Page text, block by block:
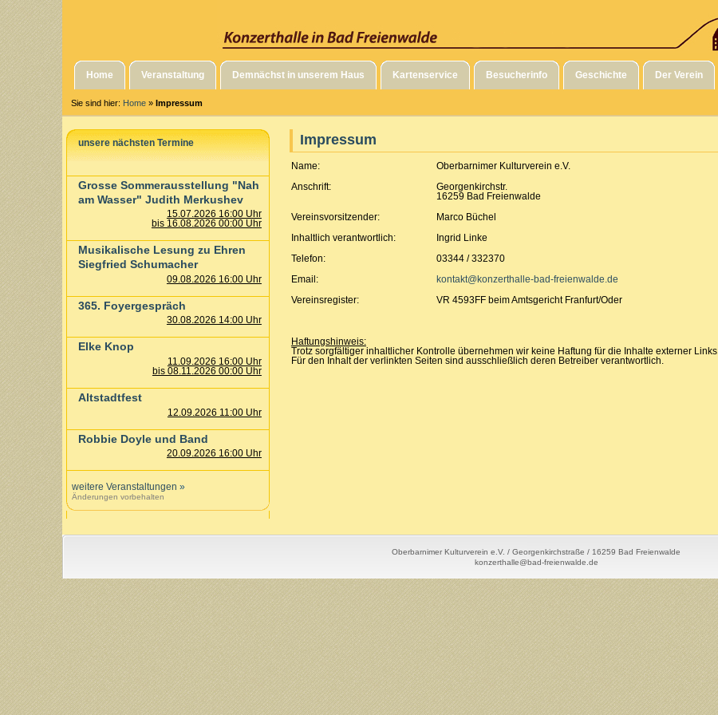
Home Veranstaltung Demnächst in unserem Haus Kartenservice Besucherinfo Geschichte Der Verein
Sie sind hier: Home» Impressum
unsere nächsten Termine
Grosse Sommerausstellung "Nah
am Wasser" Judith Merkushev
15.07.2026 16:00 Uhr
bis 16.08.2026 00:00 Uhr
Musikalische Lesung zu Ehren
Siegfried Schumacher
09.08.2026 16:00 Uhr
365. Foyergespräch
30.08.2026 14:00 Uhr
Elke Knop
11.09.2026 16:00 Uhr
bis 08.11.2026 00:00 Uhr
Altstadtfest
12.09.2026 11:00 Uhr
Robbie Doyle und Band
20.09.2026 16:00 Uhr
weitere Veranstaltungen »
Änderungen vorbehalten
Impressum
Name:
Oberbarnimer Kulturverein e.V.
Anschrift:
Georgenkirchstr.
16259 Bad Freienwalde
Vereinsvorsitzender:
Marco Büchel
Inhaltlich verantwortlich:
Ingrid Linke
Telefon:
03344 / 332370
Email:
kontakt@konzerthalle-bad-freienwalde.de
Vereinsregister:
VR 4593FF beim Amtsgericht Franfurt/Oder
Haftungshinweis:
Trotz sorgfältiger inhaltlicher Kontrolle übernehmen wir keine Haftung für die Inhalte externer Links.
Für den Inhalt der verlinkten Seiten sind ausschließlich deren Betreiber verantwortlich.
Oberbarnimer Kulturverein e.V. / Georgenkirchstraße / 16259 Bad Freienwalde
konzerthalle@bad-freienwalde.de